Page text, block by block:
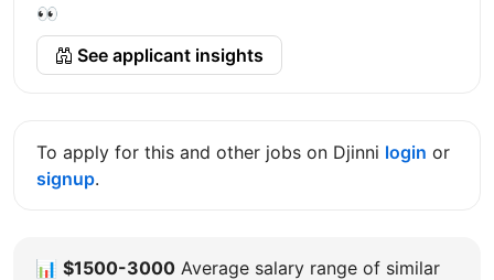
👀
See applicant insights
To apply for this and other jobs on Djinni login or
signup.
📊 $1500-3000 Average salary range of similar